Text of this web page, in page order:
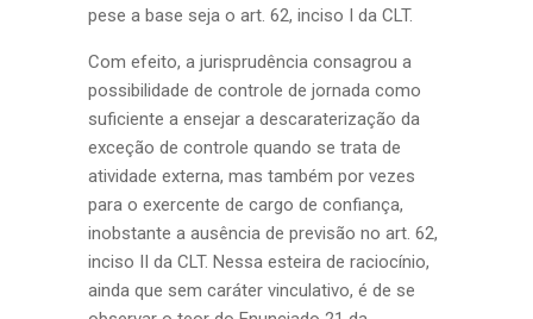
pese a base seja o art. 62, inciso I da CLT.
Com efeito, a jurisprudência consagrou a
possibilidade de controle de jornada como
suficiente a ensejar a descaraterização da
exceção de controle quando se trata de
atividade externa, mas também por vezes
para o exercente de cargo de confiança,
inobstante a ausência de previsão no art. 62,
inciso II da CLT. Nessa esteira de raciocínio,
ainda que sem caráter vinculativo, é de se